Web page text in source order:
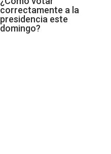
correctamente a la
presidencia este
domingo?